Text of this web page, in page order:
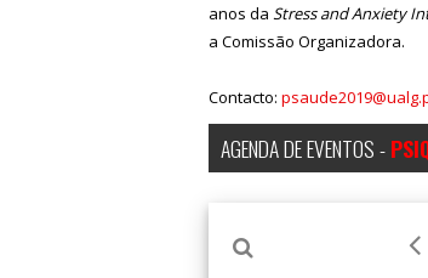
anos da Stress and Anxiety
a Comissão Organizadora.
Contacto:
AGENDA DE EVENTOS -